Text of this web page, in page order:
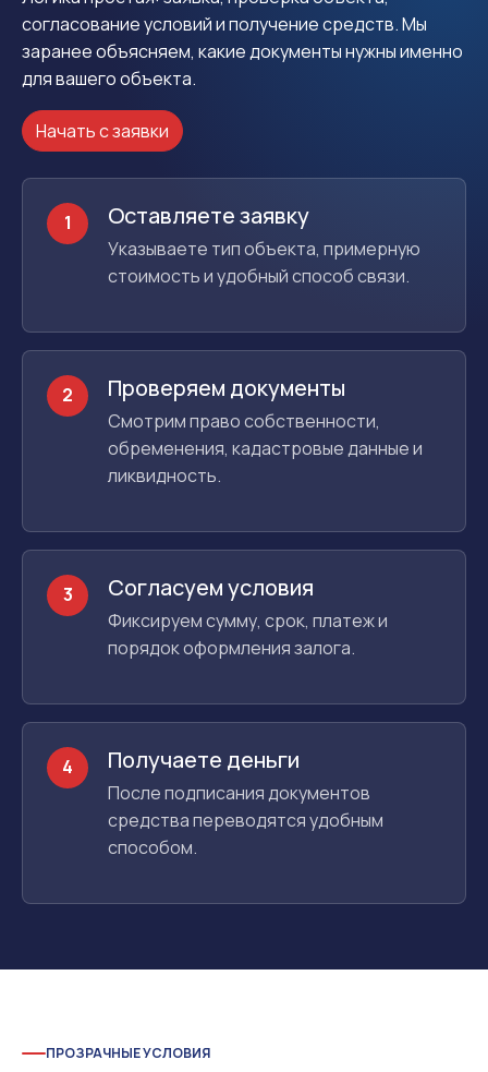
согласование условий и получение средств. Мы
заранее объясняем, какие документы нужны именно
для вашего объекта.
Начать с заявки
1 Оставляете заявку
Указываете тип объекта, примерную
стоимость и удобный способ связи.
2 Проверяем документы
Смотрим право собственности,
обременения, кадастровые данные и
ликвидность.
3 Согласуем условия
Фиксируем сумму, срок, платеж и
порядок оформления залога.
4 Получаете деньги
После подписания документов
средства переводятся удобным
способом.
ПРОЗРАЧНЫЕ УСЛОВИЯ